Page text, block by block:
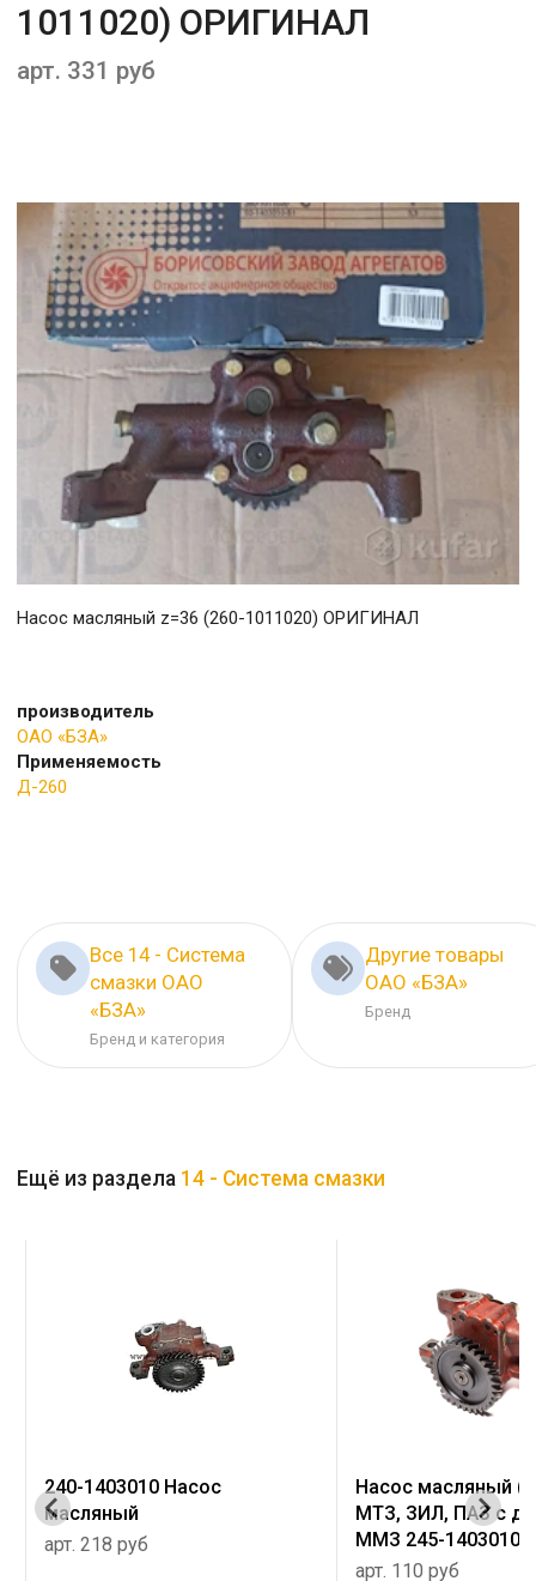
1011020) ОРИГИНАЛ
арт. 331 руб
Насос масляный z=36 (260-1011020) ОРИГИНАЛ
производитель
ОАО «БЗА»
Применяемость
Д-260
Все 14 - Система
смазки ОАО
«БЗА»
Бренд и категория
Другие товары
ОАО «БЗА»
Бренд
Ещё из раздела 14 - Система смазки
Насос масляный (32 зуба )
МТЗ, ЗИЛ, ПАЗ с двигателем
ММЗ 245-1403010
240-1402010-А3
Маслоприемник
арт. 57 руб